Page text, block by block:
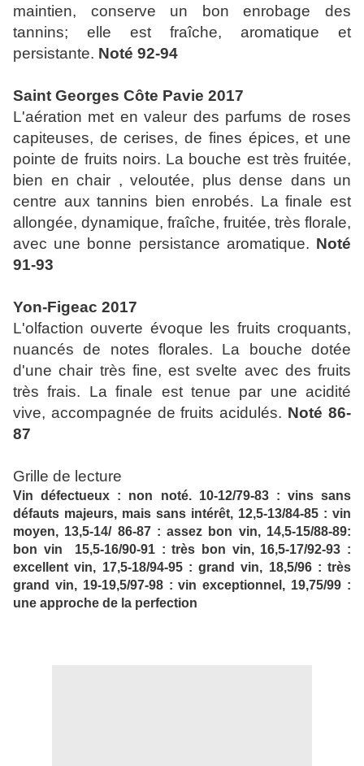
maintien, conserve un bon enrobage des
tannins; elle est fraîche, aromatique et
persistante. Noté 92-94
Saint Georges Côte Pavie 2017
L'aération met en valeur des parfums de roses
capiteuses, de cerises, de fines épices, et une
pointe de fruits noirs. La bouche est très fruitée,
bien en chair , veloutée, plus dense dans un
centre aux tannins bien enrobés. La finale est
allongée, dynamique, fraîche, fruitée, très florale,
avec une bonne persistance aromatique. Noté
91-93
Yon-Figeac 2017
L'olfaction ouverte évoque les fruits croquants,
nuancés de notes florales. La bouche dotée
d'une chair très fine, est svelte avec des fruits
très frais. La finale est tenue par une acidité
vive, accompagnée de fruits acidulés. Noté 86-
87
Grille de lecture
Vin défectueux : non noté. 10-12/79-83 : vins sans
défauts majeurs, mais sans intérêt, 12,5-13/84-85 : vin
moyen, 13,5-14/ 86-87 : assez bon vin, 14,5-15/88-89:
bon vin 15,5-16/90-91 : très bon vin, 16,5-17/92-93 :
excellent vin, 17,5-18/94-95 : grand vin, 18,5/96 : très
grand vin, 19-19,5/97-98 : vin exceptionnel, 19,75/99 :
une approche de la perfection